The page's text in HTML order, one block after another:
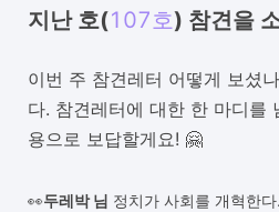
지난 호(107호) 참견을
이번 주 참견레터 어떻게 보셨
다. 참견레터에 대한 한 마디를
용으로 보답할게요! 🤗
👀두레박 님 정치가 사회를 개혁한